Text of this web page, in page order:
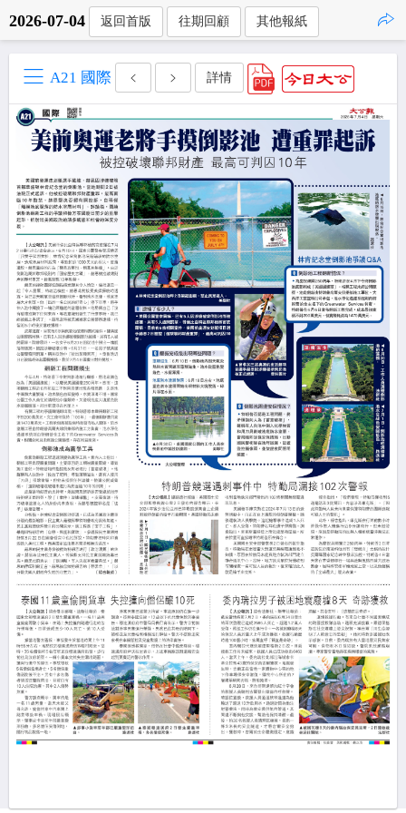
2026-07-04 返回首版 往期回顧 其他報紙
A21 國際 詳情